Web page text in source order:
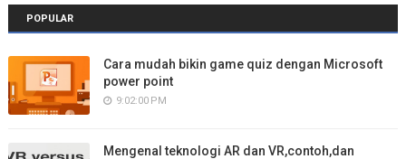
POPULAR
Cara mudah bikin game quiz dengan Microsoft
power point
9:02:00 PM
Mengenal teknologi AR dan VR,contoh,dan